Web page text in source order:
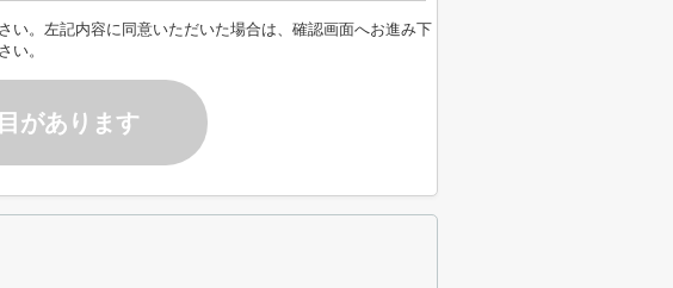
い。左記内容に同意いただいた場合は、確認画面へお進み下
さい。
があります